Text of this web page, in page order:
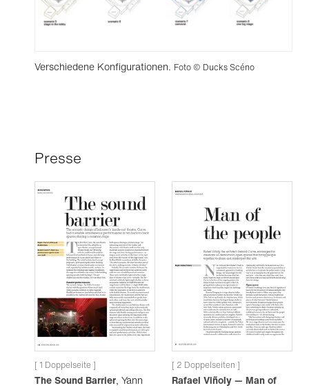
Verschiedene Konfigurationen. Foto © Ducks Scéno
Presse
[ 1 Doppelseite ]
The Sound Barrier, Yann
[ 2 Doppelseiten ]
Rafael Viñoly — Man of